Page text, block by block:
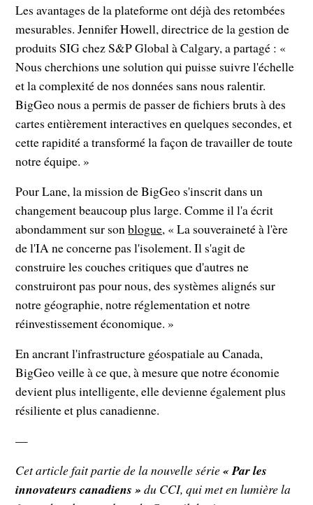
Les avantages de la plateforme ont déjà des retombées
mesurables. Jennifer Howell, directrice de la gestion de
produits SIG chez S&P Global à Calgary, a partagé : «
Nous cherchions une solution qui puisse suivre l'échelle
et la complexité de nos données sans nous ralentir.
BigGeo nous a permis de passer de fichiers bruts à des
cartes entièrement interactives en quelques secondes, et
cette rapidité a transformé la façon de travailler de toute
notre équipe. »
Pour Lane, la mission de BigGeo s'inscrit dans un
changement beaucoup plus large. Comme il l'a écrit
abondamment sur sonblogue, « La souveraineté à l'ère
de l'IA ne concerne pas l'isolement. Il s'agit de
construire les couches critiques que d'autres ne
construiront pas pour nous, des systèmes alignés sur
notre géographie, notre réglementation et notre
réinvestissement économique. »
En ancrant l'infrastructure géospatiale au Canada,
BigGeo veille à ce que, à mesure que notre économie
devient plus intelligente, elle devienne également plus
résiliente et plus canadienne.
—
Cet article fait partie de la nouvelle série« Par les
innovateurs canadiens » du CCI, qui met en lumière la